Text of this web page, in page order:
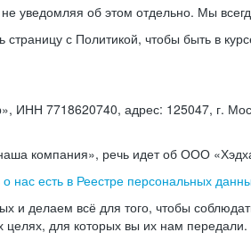
уведомляя об этом отдельно. Мы
страницу с Политикой, чтобы быть в
7718620740, адрес: 125047, г.
компания», речь идет об ООО
о нас есть в Реестре персональных
и делаем всё для того, чтобы
целях, для которых вы их нам передали.